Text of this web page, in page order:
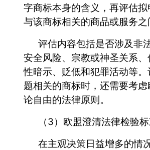
字商标本身的含义，再评估
与该商标相关的商品或服务之
评估内容包括是否涉及非
安全风险、宗教或神圣关系、
性暗示、贬低和犯罪活动等
题相关的商标时，还需要考
论自由的法律原则。
（3）欧盟澄清法律检验
在主观决策日益增多的情